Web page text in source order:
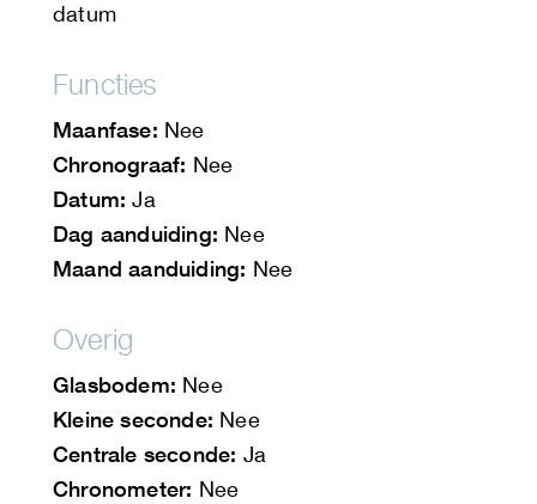
datum
Functies
Maanfase: Nee
Chronograaf: Nee
Datum: Ja
Dag aanduiding: Nee
Maand aanduiding: Nee
Overig
Glasbodem: Nee
Kleine seconde: Nee
Centrale seconde: Ja
Chronometer: Nee